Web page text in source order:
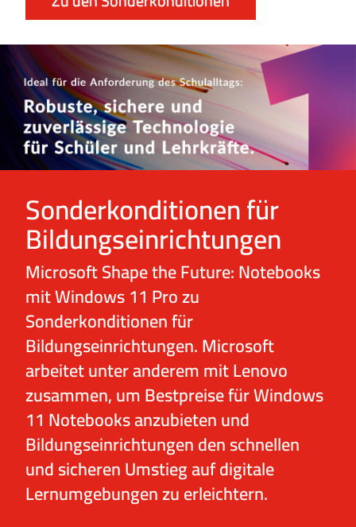
Sonderkonditionen für
Bildungseinrichtungen
Microsoft Shape the Future: Notebooks
mit Windows 11 Pro zu
Sonderkonditionen für
Bildungseinrichtungen. Microsoft
arbeitet unter anderem mit Lenovo
zusammen, um Bestpreise für Windows
11 Notebooks anzubieten und
Bildungseinrichtungen den schnellen
und sicheren Umstieg auf digitale
Lernumgebungen zu erleichtern.